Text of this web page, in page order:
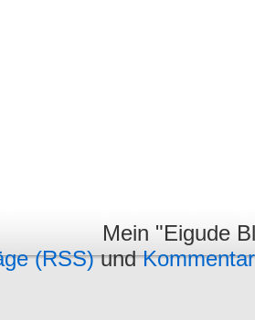
Mein "Eigude
(RSS)und